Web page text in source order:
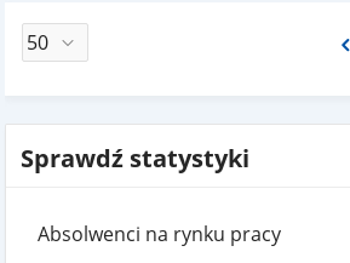
Sprawdź statystyki
Absolwenci na rynku pracy